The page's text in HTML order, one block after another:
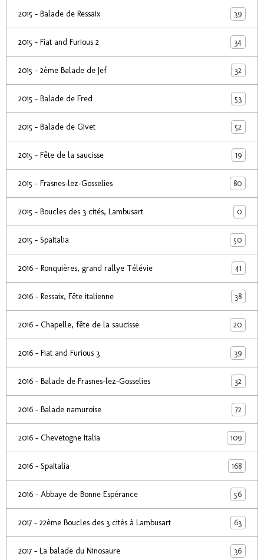
2015 - Balade de Ressaix 39
2015 - Fiat and Furious 2 34
2015 - 2ème Balade de Jef 32
2015 - Balade de Fred 53
2015 - Balade de Givet 52
2015 - Fête de la saucisse 19
2015 - Frasnes-lez-Gosselies 80
2015 - Boucles des 3 cités, Lambusart 0
2015 - SpaItalia 50
2016 - Ronquières, grand rallye Télévie 41
2016 - Ressaix, Fête italienne 38
2016 - Chapelle, fête de la saucisse 20
2016 - Fiat and Furious 3 39
2016 - Balade de Frasnes-lez-Gosselies 32
2016 - Balade namuroise 72
2016 - Chevetogne Italia 109
2016 - SpaItalia 168
2016 - Abbaye de Bonne Espérance 56
2017 - 22ème Boucles des 3 cités à Lambusart 63
2017 - La balade du Ninosaure 36